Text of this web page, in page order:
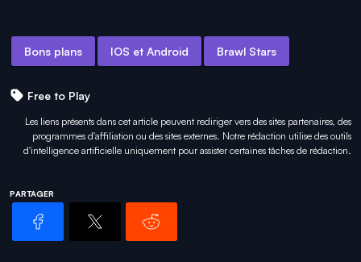
Bons plans IOS et Android Brawl Stars
Free to Play
Les liens présents dans cet article peuvent rediriger vers des sites partenaires, des
programmes d'affiliation ou des sites externes. Notre rédaction utilise des outils
d'intelligence artificielle uniquement pourassister certaines tâches de rédaction.
PARTAGER